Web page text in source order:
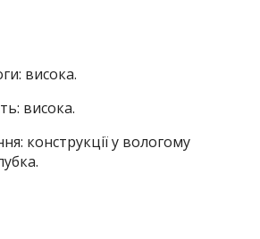
висока.
висока.
конструкції у вологому